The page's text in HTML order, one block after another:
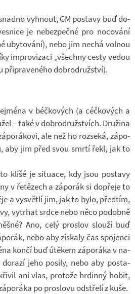
vy­hnout, GM po­stavy buď do­
je ne­bez­pečné pro no­co­vání
uby­to­vání), nebo jim nechá vol­nou
im­pro­vi­zaci „všechny cesty vedou
při­pra­ve­ného dob­ro­druž­ství).
v béč­ko­vých (a céč­ko­vých a
– také v dob­ro­druž­stvích. Dru­žina
ale než ho roz­seká, zá­po­
aby jim před svou smrtí řekl, jak to
klišé je si­tu­ace, kdy jsou po­stavy
v ře­tě­zech a zá­po­rák si do­přeje to
a vy­světlí jim, jak to bylo, před­tím,
vy­tr­hat srdce nebo něco po­dobně
Ano, celý pro­slov slouží buď
nebo aby zís­kaly čas spo­jenci
končí buď útě­kem zá­po­ráka v na­
jeho po­sily, nebo aby po­sta­
ani vlas, pro­tože hr­dinný hobit,
po pro­slovu od­střelí z kuše.